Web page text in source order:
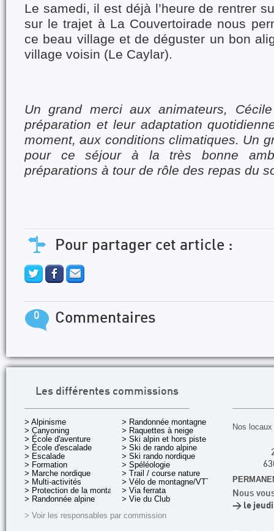
Le samedi, il est déjà l’heure de rentrer
sur le trajet à La Couvertoirade nous
ce beau village et de déguster un bon
village voisin (Le Caylar).
Un grand merci aux animateurs,
préparation et leur adaptation
moment, aux conditions climatiques. Un
pour ce séjour à la très bonne
préparations à tour de rôle des repas du
Pour partager cet article :
0 Commentaires
Les différentes commissions
> Alpinisme
> Canyoning
> École d'aventure
> École d'escalade
> Escalade
> Formation
> Marche nordique
> Multi-activités
> Protection de la montagne
> Randonnée alpine
> Randonnée montagne
> Raquettes à neige
> Ski alpin et hors piste
> Ski de rando alpine
> Ski rando nordique
> Spéléologie
> Trail / course nature
> Vélo de montagne/VTT
> Via ferrata
> Vie du Club
> Voir les responsables par commission
Nos
Nous
> le jeudi